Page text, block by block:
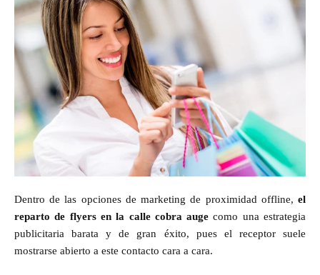
Dentro de las opciones de marketing de proximidad offline, el
reparto de flyers en la calle cobra auge como una estrategia
publicitaria barata y de gran éxito, pues el receptor suele
mostrarse abierto a este contacto cara a cara.